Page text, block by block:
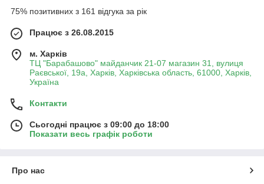
75% позитивних з 161 відгука за рік
Працює з 26.08.2015
м. Харків
ТЦ "Барабашово" майданчик 21-07 магазин 31, вулиця
Раєвської, 19а, Харків, Харківська область, 61000, Харків,
Україна
Контакти
Сьогодні працює з 09:00 до 18:00
Показати весь графік роботи
Про нас